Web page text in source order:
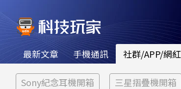
最新文章 手機通訊 社群/APP/網紅
Sony紀念耳機開箱 三星摺疊機開箱